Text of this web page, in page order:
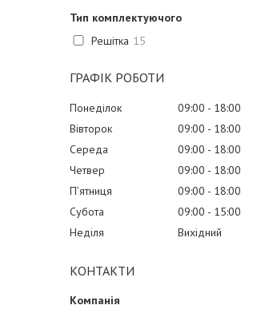
Тип комплектуючого
Решітка 15
ГРАФІК РОБОТИ
Понеділок 09:00
18:00
Вівторок
09:00
18:00
Середа
09:00
18:00
Четвер
09:00
18:00
Пʼятниця
09:00
18:00
Субота
09:00
15:00
Неділя
Вихідний
КОНТАКТИ